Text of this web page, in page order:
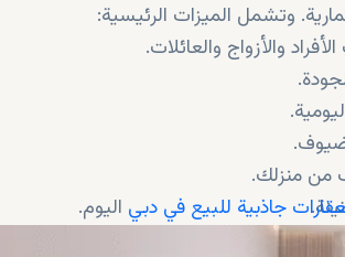
وتشمل الميزات الرئيسية:
والأزواج والعائلات.
من منزلك.
مشتركة تُعزز أجواء الحي النابضة
جاذبية للبيع في دبي اليوم.